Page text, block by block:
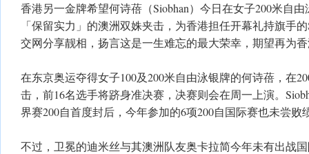
香港另一金牌希望何诗蓓（Siobhan）今日在女子200米自
「保留实力」的澳洲双姝夹击，为香港担任开幕礼持旗手
交网分享靓相，扬言这是一生难忘的最大荣幸，期望再为
在东京奥运夺得女子100及200米自由泳银牌的何诗蓓，在
击，前16名选手将跻身准决赛，决赛则会在周一上演。
界赛200自首度封后，今年参加的6项200自国际赛也未尝败
不过，卫冕的迪米丝与其澳洲队友奥卡拉简今年未有出战